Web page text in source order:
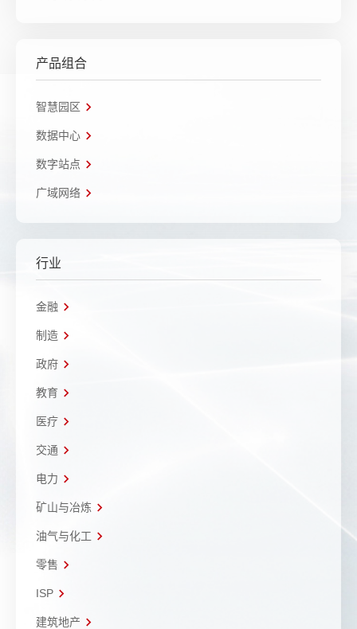
产品组合
智慧园区
数据中心
数字站点
广域网络
行业
金融
制造
政府
教育
医疗
交通
电力
矿山与冶炼
油气与化工
零售
ISP
建筑地产